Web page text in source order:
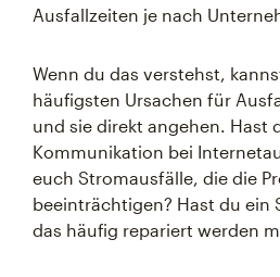
Ausfallzeiten je nach
Wenn du das verstehst,
häufigsten Ursachen für
und sie direkt angehen. Hast
Kommunikation bei
euch Stromausfälle, die die
beeinträchtigen? Hast du ein
das häufig repariert werden